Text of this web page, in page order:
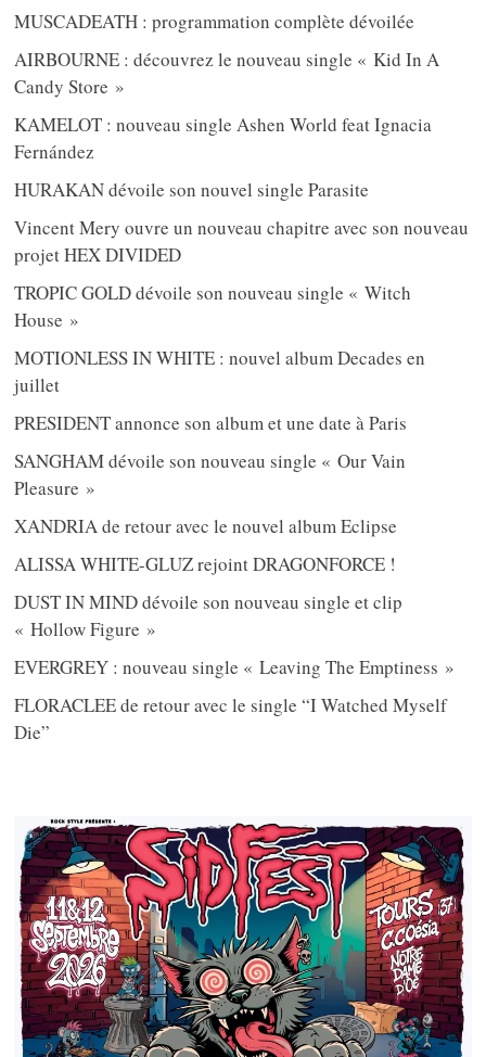
MUSCADEATH : programmation complète dévoilée
AIRBOURNE : découvrez le nouveau single « Kid In A
Candy Store »
KAMELOT : nouveau single Ashen World feat Ignacia
Fernández
HURAKAN dévoile son nouvel single Parasite
Vincent Mery ouvre un nouveau chapitre avec son nouveau
projet HEX DIVIDED
TROPIC GOLD dévoile son nouveau single « Witch
House »
MOTIONLESS IN WHITE : nouvel album Decades en
juillet
PRESIDENT annonce son album et une date à Paris
SANGHAM dévoile son nouveau single « Our Vain
Pleasure »
XANDRIA de retour avec le nouvel album Eclipse
ALISSA WHITE-GLUZ rejoint DRAGONFORCE !
DUST IN MIND dévoile son nouveau single et clip
« Hollow Figure »
EVERGREY : nouveau single « Leaving The Emptiness »
FLORACLEE de retour avec le single “I Watched Myself
Die”